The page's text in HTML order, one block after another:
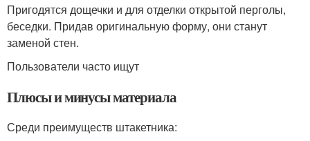
Пригодятся дощечки и для отделки открытой перголы,
беседки. Придав оригинальную форму, они станут
заменой стен.
Пользователи часто ищут
Плюсы и минусы материала
Среди преимуществ штакетника: